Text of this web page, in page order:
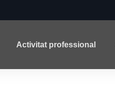
Activitat professional